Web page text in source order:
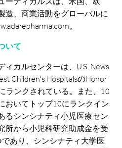
造、商業活動をグローバルに
。
いて
ィカルセンターは、U.S. News
Children's HospitalsのHonor
ランクされている。また、10
おいてトップ10にランクイン
るシンシナティ小児医療セン
所から小児科研究助成金を受
あり、シンシナティ大学医